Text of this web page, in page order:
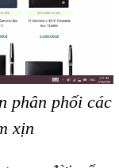
phân phối các
xịn